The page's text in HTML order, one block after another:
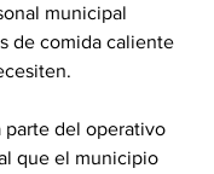
municipal
de comida caliente
parte del operativo
que el municipio